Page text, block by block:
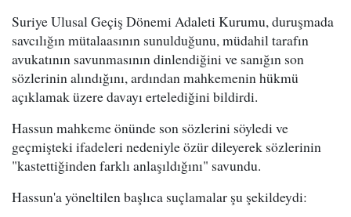
Suriye Ulusal Geçiş Dönemi Adaleti Kurumu, duruşmada
savcılığın mütalaasının sunulduğunu, müdahil tarafın
avukatının savunmasının dinlendiğini ve sanığın son
sözlerinin alındığını, ardından mahkemenin hükmü
açıklamak üzere davayı ertelediğini bildirdi.
Hassun mahkeme önünde son sözlerini söyledi ve
geçmişteki ifadeleri nedeniyle özür dileyerek sözlerinin
"kastettiğinden farklı anlaşıldığını" savundu.
Hassun'a yöneltilen başlıca suçlamalar şu şekildeydi: